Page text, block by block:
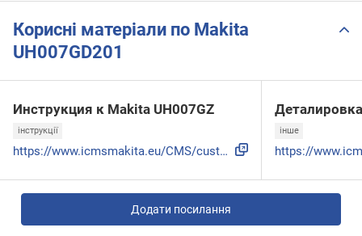
Корисні матеріали по Makita
UH007GD201
Инструкция к Makita UH007GZ
інструкції
https://www.icmsmakita.eu/CMS/custom/fi/attachments/user_ma...
Деталировка
інше
Додати посилання